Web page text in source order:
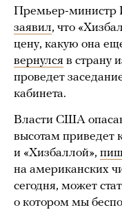
Премьер-министр
заявил, что
цену, какую она
вернулся в страну
проведет
кабинета.
Власти США
высотам приведет
и «Хизбаллой»,
на американских
сегодня, может
о котором мы